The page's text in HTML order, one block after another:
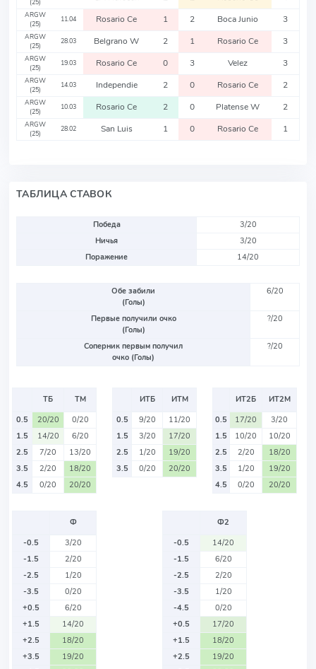
(25)
ARGW
(25)
11.04 Rosario Ce 1 2 Boca Junio 3
ARGW
(25)
28.03 Belgrano W 2 1 Rosario Ce 3
ARGW
(25)
19.03 Rosario Ce 0 3 Velez 3
ARGW
(25)
14.03 Independie 2 0 Rosario Ce 2
ARGW
(25)
10.03 Rosario Ce 2 0 Platense W 2
ARGW
(25)
28.02 San Luis 1 0 Rosario Ce 1
ТАБЛИЦА СТАВОК
Победа
3/20
Ничья
3/20
Поражение
14/20
Обе забили
(Голы)
6/20
Первые получили очко
(Голы)
?/20
Соперник первым получил
очко (Голы)
?/20
ТБ
ТМ
0.5
20/20
0/20
1.5
14/20
6/20
2.5
7/20
13/20
3.5
2/20
18/20
4.5
0/20 20/20
ИТБ
ИТМ
0.5
9/20
11/20
1.5
3/20
17/20
2.5
1/20
19/20
3.5
0/20 20/20
ИТ2Б
ИТ2М
0.5
17/20
3/20
1.5
10/20
10/20
2.5
2/20
18/20
3.5
1/20
19/20
4.5
0/20 20/20
Ф
-0.5
3/20
-1.5
2/20
-2.5
1/20
-3.5
0/20
+0.5
6/20
+1.5
14/20
+2.5
18/20
+3.5
19/20
Ф2
-0.5
14/20
-1.5
6/20
-2.5
2/20
-3.5
1/20
-4.5
0/20
+0.5
17/20
+1.5
18/20
+2.5
19/20